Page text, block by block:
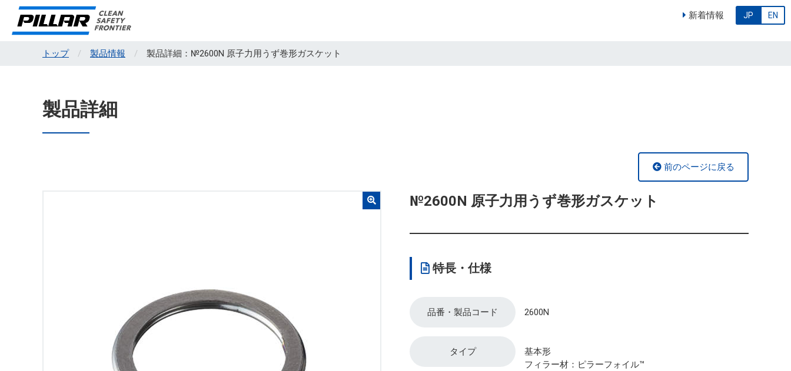
新着情報 JP EN
トップ 製品情報 製品詳細：№2600N 原子力用うず巻形ガスケット
製品詳細
前のページに戻る
№2600N 原子力用うず巻形ガスケット
特長・仕様
品番・製品コード 2600N
タイプ
基本形
フィラー材：ピラーフォイル™